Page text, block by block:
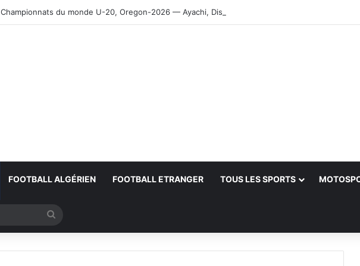
Championnats du monde U-20, Oregon-2026 — Ayachi, Dissa, Touahria et Ghezali en finale
FOOTBALL ALGÉRIEN FOOTBALL ETRANGER TOUS LES SPORTS